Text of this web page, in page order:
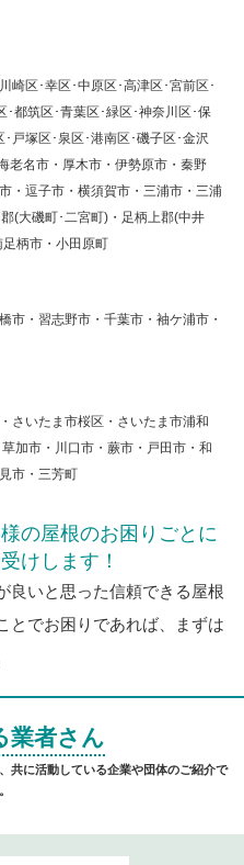
崎区･幸区･中原区･高津区･宮前区･
都筑区･青葉区･緑区･神奈川区･保
戸塚区･泉区･港南区･磯子区･金沢
老名市・厚木市・伊勢原市・秦野
・逗子市・横須賀市・三浦市・三浦
(大磯町･二宮町)・足柄上郡(中井
柄市・小田原町
市・習志野市・千葉市・袖ケ浦市・
さいたま市桜区・さいたま市浦和
加市・川口市・蕨市・戸田市・和
市・三芳町
の屋根のお困りごとに
けします！
良いと思った信頼できる屋根
とでお困りであれば、まずは
業者さん
共に活動している企業や団体のご紹介で